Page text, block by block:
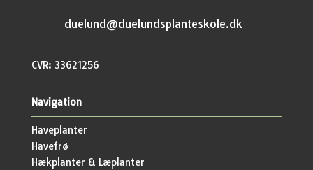
duelund@duelundsplanteskole.dk
CVR: 33621256
Navigation
Haveplanter
Havefrø
Hækplanter & Læplanter